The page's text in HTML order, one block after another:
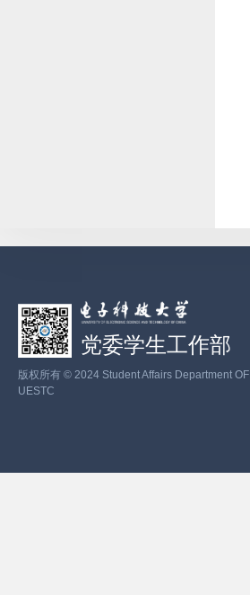
党委学生工作部
版权所有 © 2024 Student Affairs Department OF
UESTC